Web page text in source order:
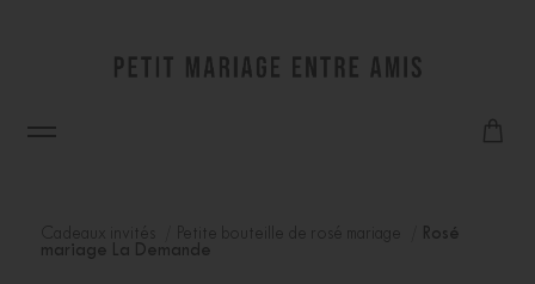
Cadeaux invités Petite bouteille de rosé mariage
Rosé
mariage La Demande